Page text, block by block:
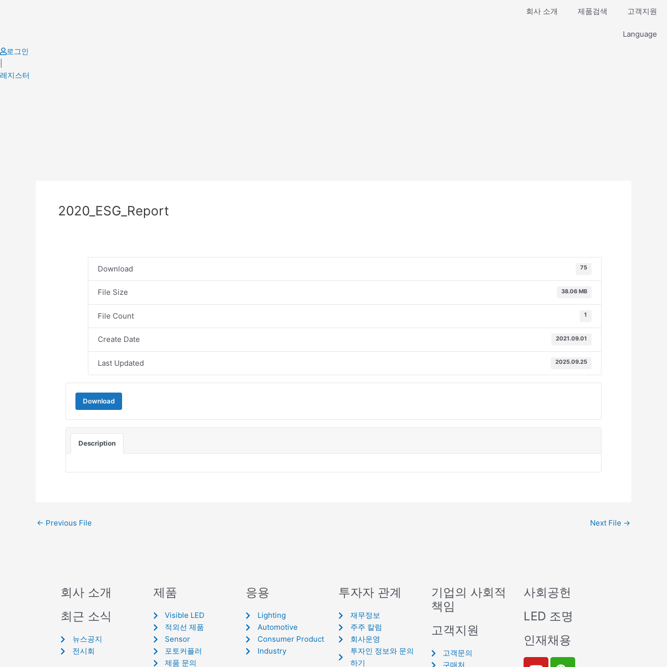
회사 소개 제품검색 고객지원
Language
로그인
레지스터
2020_ESG_Report
Download 75
File Size 38.06 MB
File Count 1
Create Date 2021.09.01
Last Updated 2025.09.25
Download
Description
← Previous File Next File →
회사 소개
최근 소식
뉴스공지
전시회
제품
Visible LED
적외선 제품
Sensor
포토커플러
제품 문의
응용
Lighting
Automotive
Consumer Product
Industry
투자자 관계
재무정보
주주 칼럼
회사운영
투자인 정보와 문의
하기
기업의 사회적
책임
고객지원
고객문의
구매처
사회공헌
LED 조명
인재채용
Y W